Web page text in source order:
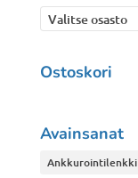
Valitse osasto
Ostoskori
Avainsanat
Ankkurointilenkki